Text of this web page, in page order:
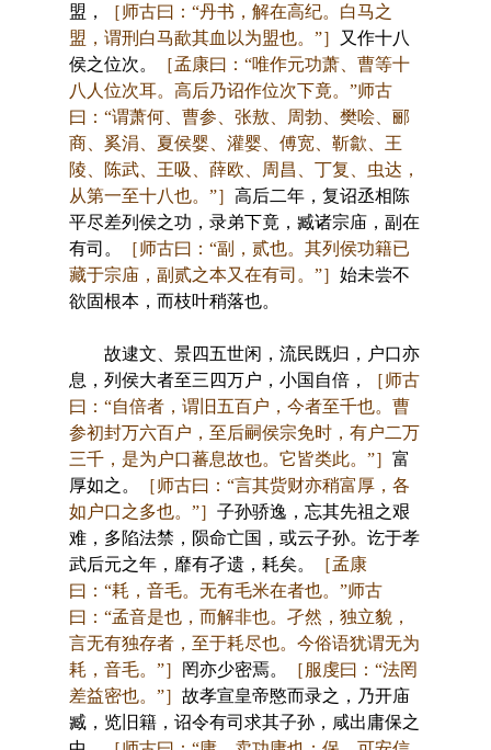
盟，
［师古曰：“丹书，解在高纪。白马之
盟，谓刑白马歃其血以为盟也。”］
又作十八
侯之位次。
［孟康曰：“唯作元功萧、曹等十
八人位次耳。高后乃诏作位次下竟。”师古
曰：“谓萧何、曹参、张敖、周勃、樊哙、郦
商、奚涓、夏侯婴、灌婴、傅宽、靳歙、王
陵、陈武、王吸、薛欧、周昌、丁复、虫达，
从第一至十八也。”］ 高后二年，复诏丞相陈
平尽差列侯之功，录弟下竟，臧诸宗庙，副在
有司。
［师古曰：“副，贰也。其列侯功籍已
藏于宗庙，副贰之本又在有司。”］ 始未尝不
欲固根本，而枝叶稍落也。
故逮文、景四五世闲，流民既归，户口亦
息，列侯大者至三四万户，小国自倍，
［师古
曰：“自倍者，谓旧五百户，今者至千也。曹
参初封万六百户，至后嗣侯宗免时，有户二万
三千，是为户口蕃息故也。它皆类此。”］ 富
厚如之。
［师古曰：“言其赀财亦稍富厚，各
如户口之多也。”］ 子孙骄逸，忘其先祖之艰
难，多陷法禁，陨命亡国，或云子孙。讫于孝
武后元之年，靡有孑遗，耗矣。
［孟康
曰：“耗，音毛。无有毛米在者也。”师古
曰：“孟音是也，而解非也。孑然，独立貌，
言无有独存者，至于耗尽也。今俗语犹谓无为
耗，音毛。”］
罔亦少密焉。
［服虔曰：“法罔
差益密也。”］ 故孝宣皇帝愍而录之，乃开庙
臧，览旧籍，诏令有司求其子孙，咸出庸保之